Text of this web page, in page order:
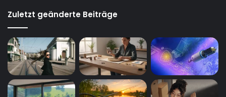
Zuletzt geänderte Beiträge